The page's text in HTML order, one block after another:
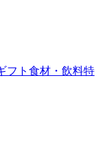
フト 食材・飲料特